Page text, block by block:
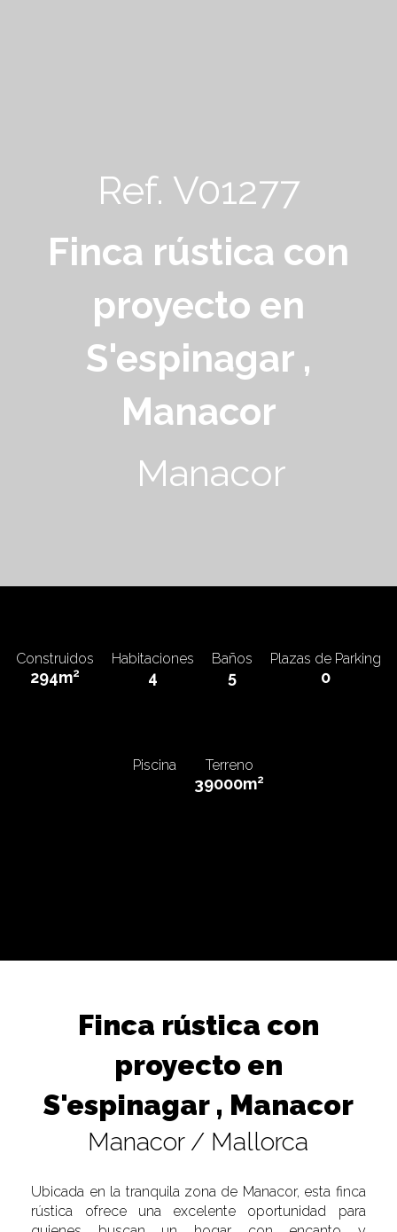
Ref. V01277
Finca rústica con
proyecto en
S'espinagar ,
Manacor
Manacor
294m2
Construidos
4
Habitaciones
5
Baños
0
Plazas de Parking
Piscina
39000m2
Terreno
Finca rústica con
proyecto en
S'espinagar , Manacor
Manacor / Mallorca
Ubicada en la tranquila zona de Manacor, esta finca
rústica ofrece una excelente oportunidad para